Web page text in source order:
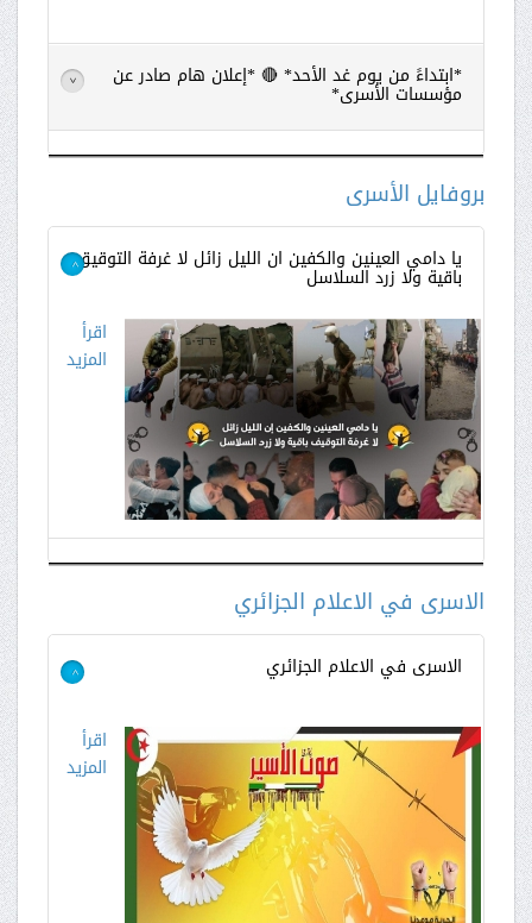
*ابتداءً من يوم غد الأحد* 🔴 *إعلان هام صادر عن
مؤسسات الأسرى* >
اقرأ
بروفايل الأسرى
يا دامي العينين والكفين ان الليل زائل لا غرفة التوقيق
باقية ولا زرد السلاسل >
اقرأ
المزيد
الاسرى في الاعلام الجزائري
الاسرى في الاعلام الجزائري >
اقرأ
المزيد